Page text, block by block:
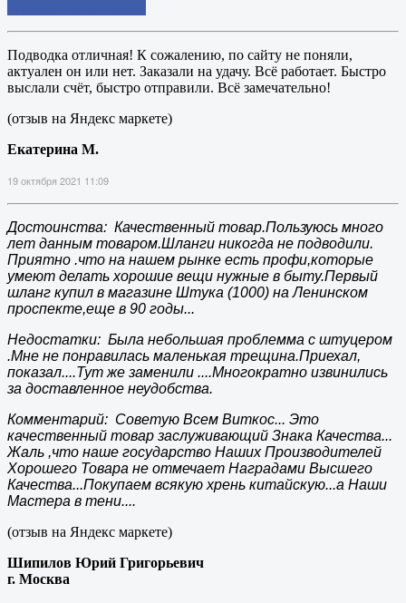
Подводка отличная! К сожалению, по сайту не поняли,
актуален он или нет. Заказали на удачу. Всё работает. Быстро
выслали счёт, быстро отправили. Всё замечательно!
(отзыв на Яндекс маркете)
Екатерина М.
19 октября 2021 11:09
Достоинства: Качественный товар.Пользуюсь много
лет данным товаром.Шланги никогда не подводили.
Приятно .что на нашем рынке есть профи,которые
умеют делать хорошие вещи нужные в быту.Первый
шланг купил в магазине Штука (1000) на Ленинском
проспекте,еще в 90 годы...
Недостатки: Была небольшая проблемма с штуцером
.Мне не понравилась маленькая трещина.Приехал,
показал....Тут же заменили ....Многократно извинились
за доставленное неудобства.
Комментарий: Советую Всем Виткос... Это
качественный товар заслуживающий Знака Качества...
Жаль ,что наше государство Наших Производителей
Хорошего Товара не отмечает Наградами Высшего
Качества...Покупаем всякую хрень китайскую...а Наши
Мастера в тени....
(отзыв на Яндекс маркете)
Шипилов Юрий Григорьевич
г. Москва